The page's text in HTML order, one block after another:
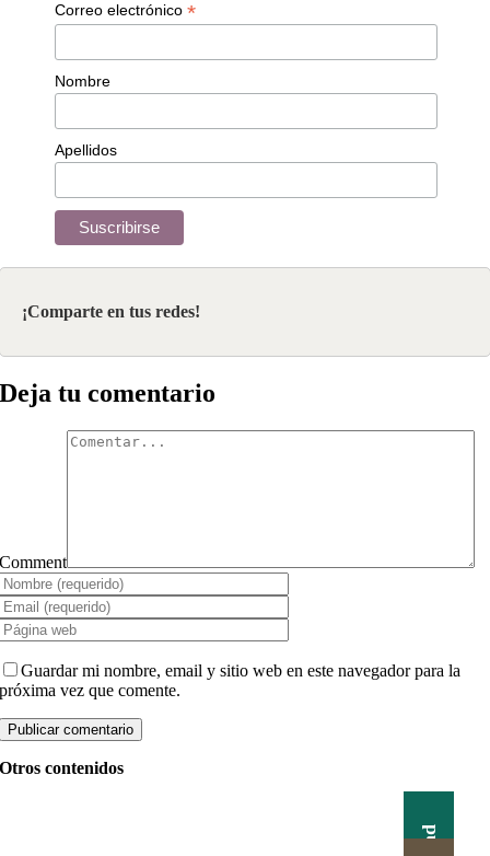
Correo electrónico *
Nombre
Apellidos
¡Comparte en tus redes!
Deja tu comentario
Comment
Guardar mi nombre, email y sitio web en este navegador para la
próxima vez que comente.
Otros contenidos